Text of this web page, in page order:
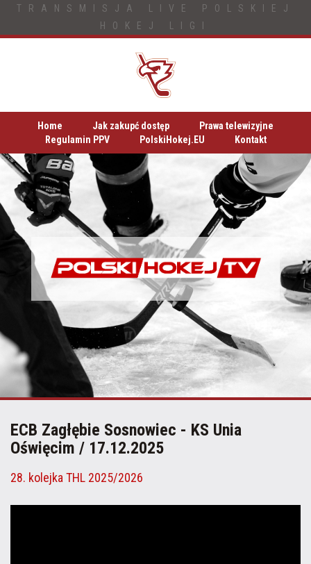
TRANSMISJA LIVE POLSKIEJ
HOKEJ LIGI
Home Jak zakupć dostęp
Prawa telewizyjne
Regulamin PPV
PolskiHokej.EU Kontakt
ECB Zagłębie Sosnowiec - KS Unia
Oświęcim / 17.12.2025
28. kolejka THL 2025/2026